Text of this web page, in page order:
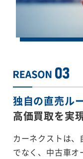
独自の直売ル
高価買取を実
カーネクストは
でなく、中古車